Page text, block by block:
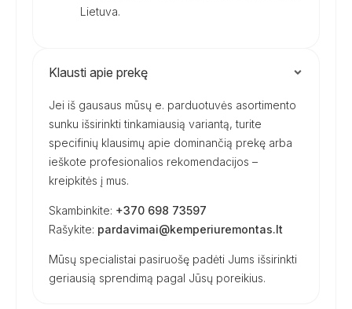
Lietuva.
Klausti apie prekę
Jei iš gausaus mūsų e. parduotuvės asortimento
sunku išsirinkti tinkamiausią variantą, turite
specifinių klausimų apie dominančią prekę arba
ieškote profesionalios rekomendacijos –
kreipkitės į mus.
Skambinkite: +370 698 73597
Rašykite: pardavimai@kemperiuremontas.lt
Mūsų specialistai pasiruošę padėti Jums išsirinkti
geriausią sprendimą pagal Jūsų poreikius.